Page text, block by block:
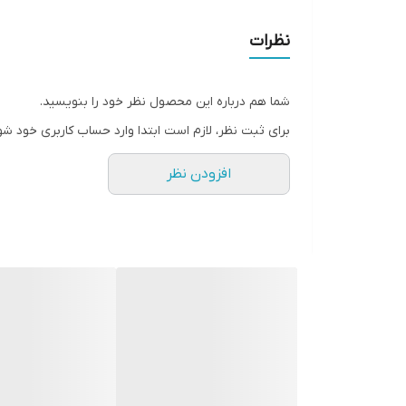
نظرات
شما هم درباره این محصول نظر خود را بنویسید.
برای ثبت نظر، لازم است ابتدا وارد حساب کاربری خود
افزودن نظر